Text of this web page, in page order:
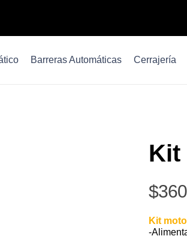
Barreras Automáticas Cerrajería
Kit
$
Kit
-